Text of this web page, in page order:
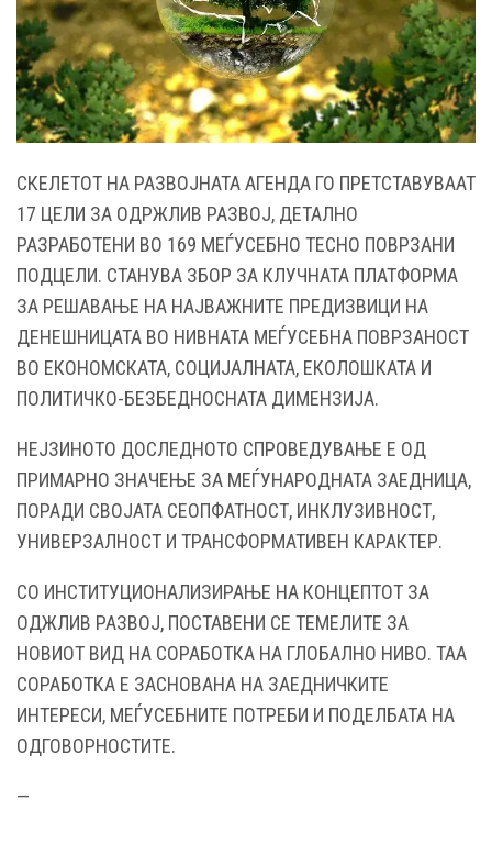
СКЕЛЕТОТ НА РАЗВОЈНАТА АГЕНДА ГО ПРЕТСТАВУВААТ
17 ЦЕЛИ ЗА ОДРЖЛИВ РАЗВОЈ, ДЕТАЛНО
РАЗРАБОТЕНИ ВО 169 МЕЃУСЕБНО ТЕСНО ПОВРЗАНИ
ПОДЦЕЛИ. СТАНУВА ЗБОР ЗА КЛУЧНАТА ПЛАТФОРМА
ЗА РЕШАВАЊЕ НА НАЈВАЖНИТЕ ПРЕДИЗВИЦИ НА
ДЕНЕШНИЦАТА ВО НИВНАТА МЕЃУСЕБНА ПОВРЗАНОСТ
ВО ЕКОНОМСКАТА, СОЦИЈАЛНАТА, ЕКОЛОШКАТА И
ПОЛИТИЧКО-БЕЗБЕДНОСНАТА ДИМЕНЗИЈА.
НЕЈЗИНОТО ДОСЛЕДНОТО СПРОВЕДУВАЊЕ Е ОД
ПРИМАРНО ЗНАЧЕЊЕ ЗА МЕЃУНАРОДНАТА ЗАЕДНИЦА,
ПОРАДИ СВОЈАТА СЕОПФАТНОСТ, ИНКЛУЗИВНОСТ,
УНИВЕРЗАЛНОСТ И ТРАНСФОРМАТИВЕН КАРАКТЕР.
СО ИНСТИТУЦИОНАЛИЗИРАЊЕ НА КОНЦЕПТОТ ЗА
ОДЖЛИВ РАЗВОЈ, ПОСТАВЕНИ СЕ ТЕМЕЛИТЕ ЗА
НОВИОТ ВИД НА СОРАБОТКА НА ГЛОБАЛНО НИВО. ТАА
СОРАБОТКА Е ЗАСНОВАНА НА ЗАЕДНИЧКИТЕ
ИНТЕРЕСИ, МЕЃУСЕБНИТЕ ПОТРЕБИ И ПОДЕЛБАТА НА
ОДГОВОРНОСТИТЕ.
—